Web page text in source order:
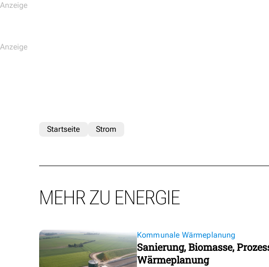
Startseite Strom
MEHR ZU ENERGIE
Kommunale Wärmeplanung
Sanierung, Biomasse,
Wärmeplanung